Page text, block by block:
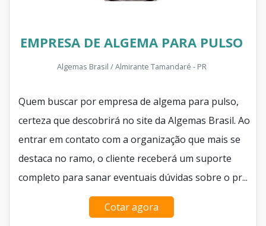
EMPRESA DE ALGEMA PARA PULSO
Algemas Brasil / Almirante Tamandaré - PR
Quem buscar por empresa de algema para pulso,
certeza que descobrirá no site da Algemas Brasil. Ao
entrar em contato com a organização que mais se
destaca no ramo, o cliente receberá um suporte
completo para sanar eventuais dúvidas sobre o pr...
Cotar agora